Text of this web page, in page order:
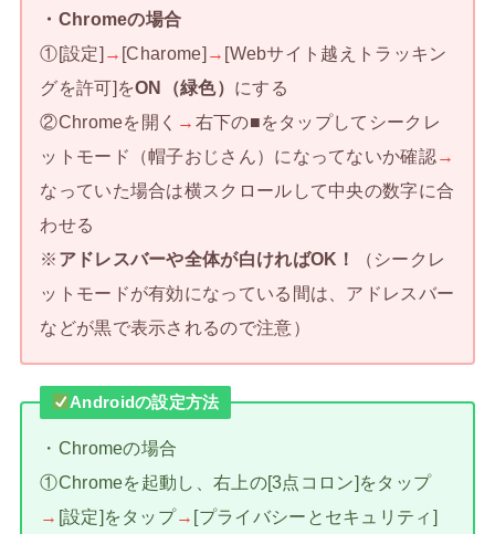
・Chromeの場合
①[設定]→ [Charome]→ [Webサイト越えトラッキン
グを許可]をON（緑色） にする
②Chromeを開く → 右下の■をタップしてシークレ
ットモード（帽子おじさん）になってないか確認→
なっていた場合は横スクロールして中央の数字に合
わせる
※ アドレスバーや全体が白ければOK！
（シークレ
ットモードが有効になっている間は、アドレスバー
などが黒で表示されるので注意）
Androidの設定方法
・Chromeの場合
①Chromeを起動し、右上の[3点コロン]をタップ
→ [設定]をタップ→ [プライバシーとセキュリティ]